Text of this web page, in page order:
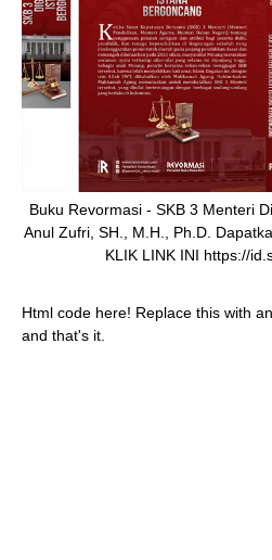
Buku Revormasi - SKB 3 Menteri
Anul Zufri, SH., M.H., Ph.D.
KLIK LINK INI https://
Html code here! Replace this with
and that's it.